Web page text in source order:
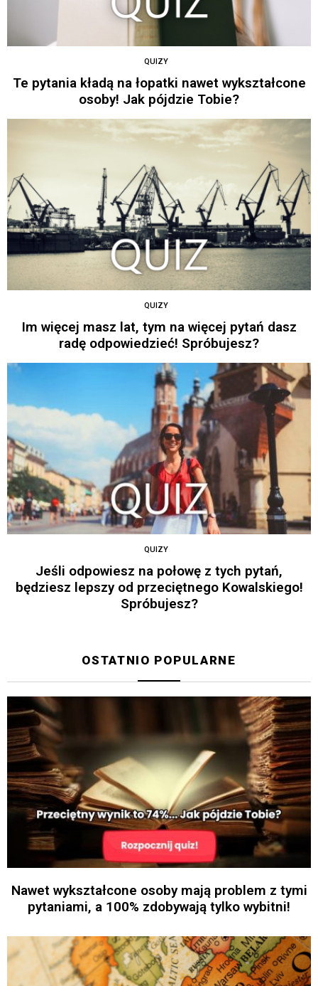
QUIZY
Te pytania kładą na łopatki nawet wykształcone
osoby! Jak pójdzie Tobie?
QUIZY
Im więcej masz lat, tym na więcej pytań dasz
radę odpowiedzieć! Spróbujesz?
QUIZY
Jeśli odpowiesz na połowę z tych pytań,
będziesz lepszy od przeciętnego Kowalskiego!
Spróbujesz?
OSTATNIO POPULARNE
Nawet wykształcone osoby mają problem z tymi
pytaniami, a 100% zdobywają tylko wybitni!